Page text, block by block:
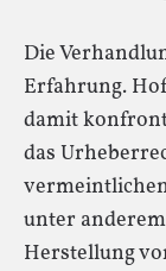
Die
Erfahrung.
damit
das
unter anderem
Herstellung